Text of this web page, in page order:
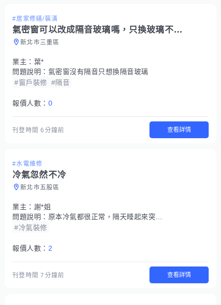
#居家修繕/裝潢
氣密窗可以改成隔音玻璃嗎，只換玻璃不換框
新北市三重區
業主： 葉*
問題說明： 氣密窗沒有隔音只想換隔音玻璃
#窗戶裝修 #隔音
報價人數： 0
刊登時間6分鐘前 查看詳情
#水電維修
冷氣忽然不冷
新北市五股區
業主： 謝*姐
問題說明： 原本冷氣都很正常，隔天睡起來突然三台都不冷了(室外機一對三)
#冷氣裝修
報價人數： 2
刊登時間7分鐘前 查看詳情